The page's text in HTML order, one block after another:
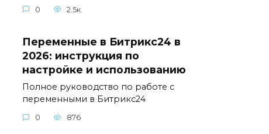
0 2.5к.
Переменные в Битрикс24 в
2026: инструкция по
настройке и использованию
Полное руководство по работе с
переменными в Битрикс24
0 876